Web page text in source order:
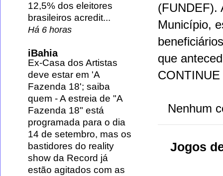
(FUNDEF).
Município,
que
Nenhum
Jogos
12,5% dos eleitores
brasileiros acredit...
Há 6 horas
iBahia
Ex-Casa dos Artistas
deve estar em 'A
Fazenda 18'; saiba
quem -A estreia de "A
Fazenda 18" está
programada para o dia
14 de setembro, mas os
bastidores do reality
show da Record já
estão agitados com as